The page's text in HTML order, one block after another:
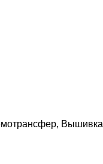
Вышивка